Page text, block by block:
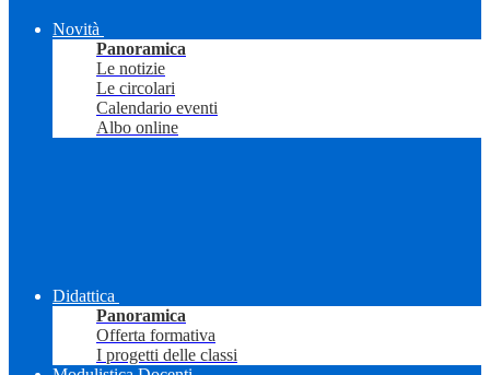
Novità
Panoramica
Le notizie
Le circolari
Calendario eventi
Albo online
Didattica
Panoramica
Offerta formativa
I progetti delle classi